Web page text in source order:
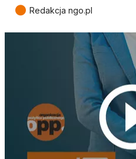
● Redakcja ngo.pl